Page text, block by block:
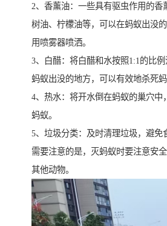
2、香薰油：一些具有驱虫作用的香
树油、柠檬油等，可以在蚂蚁出没
用喷雾器喷洒。
3、白醋：将白醋和水按照1:1的比
蚂蚁出没的地方，可以有效地杀死蚂
4、热水：将开水倒在蚂蚁的巢穴中
蚂蚁。
5、垃圾分类：及时清理垃圾，避免
需要注意的是，灭蚂蚁时要注意安
其他动物。